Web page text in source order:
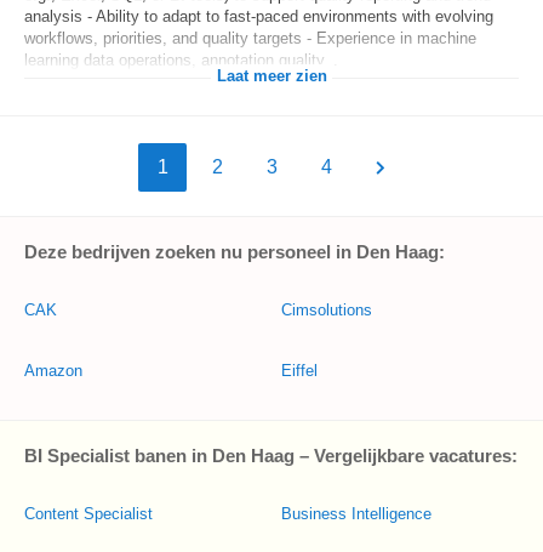
analysis - Ability to adapt to fast-paced environments with evolving
workflows, priorities, and quality targets - Experience in machine
learning data operations, annotation quality...
Laat meer zien
1 2 3 4
Deze bedrijven zoeken nu personeel in Den Haag:
CAK
Amazon
Cimsolutions
Eiffel
BI Specialist banen in Den Haag – Vergelijkbare vacatures:
Content Specialist Business Intelligence